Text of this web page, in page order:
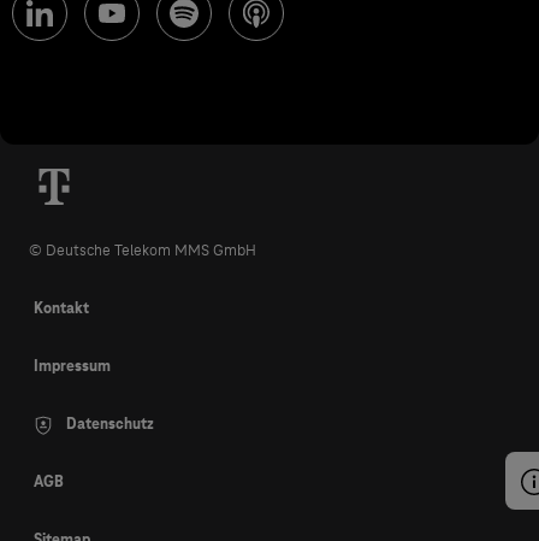
© Deutsche Telekom MMS GmbH
Kontakt
Impressum
Datenschutz
AGB